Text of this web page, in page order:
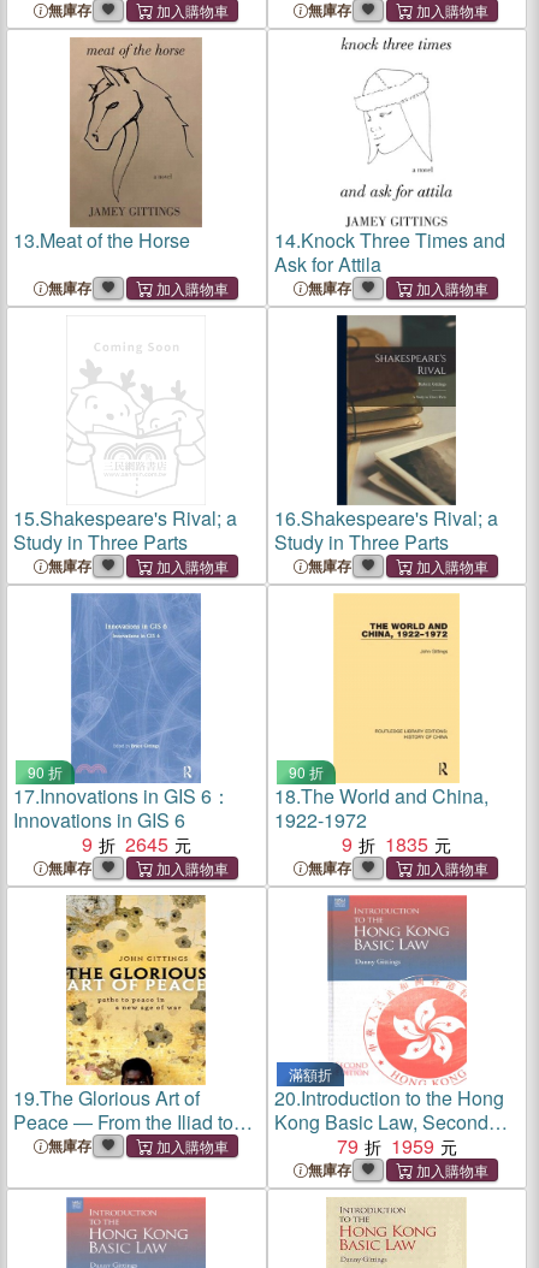
Intractability of Raccoons
無庫存 無庫存
13.Meat of the Horse
無庫存
14.Knock Three Times and
Ask for Attila
無庫存
15.Shakespeare's Rival; a
Study in Three Parts
無庫存
16.Shakespeare's Rival; a
Study in Three Parts
無庫存
90 折
17.Innovations in GIS 6：
Innovations in GIS 6
9
2645
無庫存
90 折
18.The World and China,
1922-1972
9
1835
無庫存
19.The Glorious Art of
Peace ― From the Iliad to
Iraq無庫存
滿額折
20.Introduction to the Hong
Kong Basic Law, Second
79 1959
無庫存